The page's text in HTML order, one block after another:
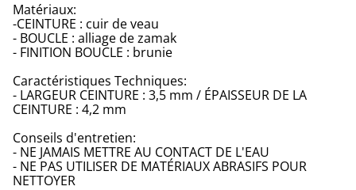
Matériaux:
-CEINTURE : cuir de veau
- BOUCLE : alliage de zamak
- FINITION BOUCLE : brunie
Caractéristiques Techniques:
- LARGEUR CEINTURE : 3,5 mm / ÉPAISSEUR DE LA
CEINTURE : 4,2 mm
Conseils d'entretien:
- NE JAMAIS METTRE AU CONTACT DE L'EAU
- NE PAS UTILISER DE MATÉRIAUX ABRASIFS POUR
NETTOYER